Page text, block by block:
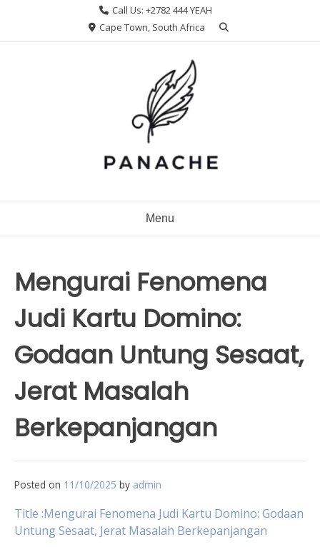
Call Us: +2782 444 YEAH
Cape Town, South Africa
Menu
Mengurai Fenomena
Judi Kartu Domino:
Godaan Untung Sesaat,
Jerat Masalah
Berkepanjangan
Posted on 11/10/2025 by admin
Title :Mengurai Fenomena Judi Kartu Domino: Godaan
Untung Sesaat, Jerat Masalah Berkepanjangan